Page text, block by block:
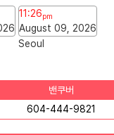
11:26pm
August 09, 2026
Seoul
밴쿠버
604-444-9821